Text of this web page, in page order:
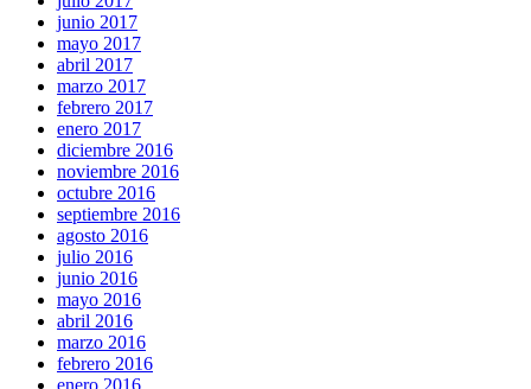
junio 2017
mayo 2017
abril 2017
marzo 2017
febrero 2017
enero 2017
diciembre 2016
noviembre 2016
octubre 2016
septiembre 2016
agosto 2016
julio 2016
junio 2016
mayo 2016
abril 2016
marzo 2016
febrero 2016
enero 2016